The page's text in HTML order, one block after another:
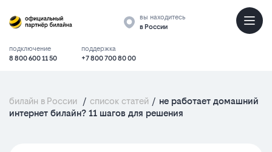
вы находитесь
в России
подключение
8 800 600 11 50
поддержка
+7 800 700 80 00
билайн в России / список статей / не работает домашний
интернет билайн? 11 шагов для решения